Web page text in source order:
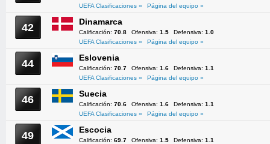
UEFA Clasificaciones »
Página del equipo »
42 Dinamarca
Calificación: 70.8 Ofensiva: 1.5 Defensiva: 1.0
UEFA Clasificaciones »
Página del equipo »
44 Eslovenia
Calificación: 70.7 Ofensiva: 1.6 Defensiva: 1.1
UEFA Clasificaciones »
Página del equipo »
46 Suecia
Calificación: 70.6 Ofensiva: 1.6 Defensiva: 1.1
UEFA Clasificaciones »
Página del equipo »
49 Escocia
Calificación: 69.7 Ofensiva: 1.5 Defensiva: 1.1